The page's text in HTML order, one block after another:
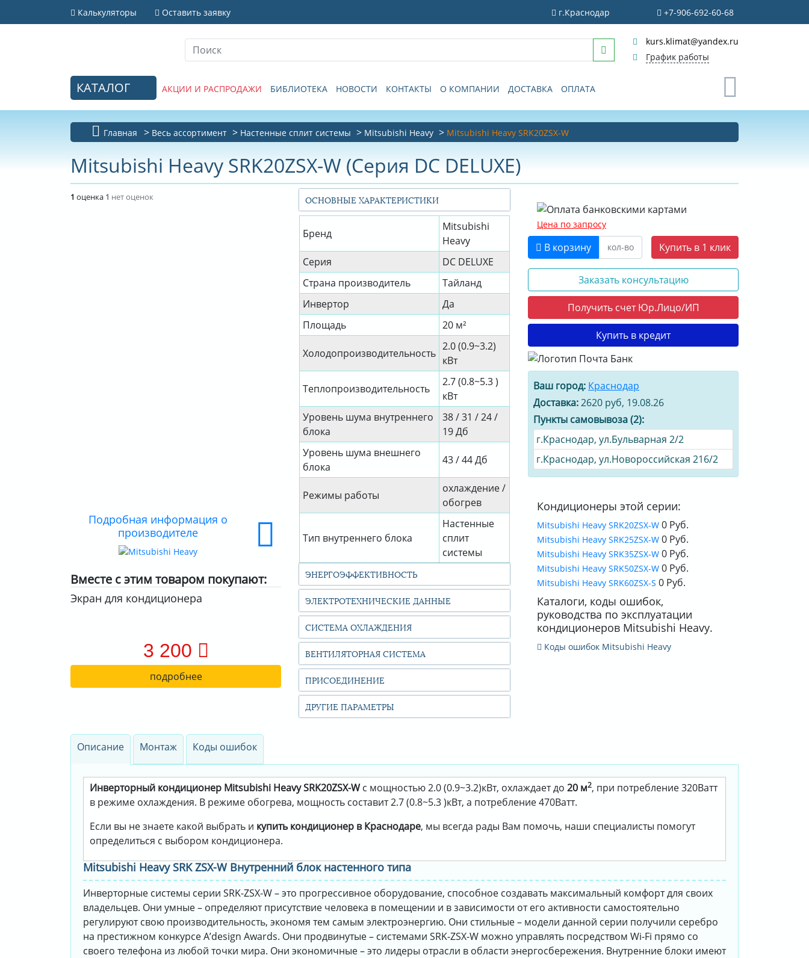
Калькуляторы Оставить заявку г.Краснодар +7-906-692-60-68
kurs.klimat@yandex.ru
График работы
КАТАЛОГ АКЦИИ И РАСПРОДАЖИ БИБЛИОТЕКА НОВОСТИ КОНТАКТЫ О КОМПАНИИ ДОСТАВКА ОПЛАТА
Главная Весь ассортимент Настенные сплит системы Mitsubishi Heavy Mitsubishi Heavy SRK20ZSX-W
Mitsubishi Heavy SRK20ZSX-W (Серия DC DELUXE)
1 оценка 1 нет оценок
Подробная информация о
производителе
Вместе с этим товаром покупают:
Экран для кондиционера
3 200
подробнее
ОСНОВНЫЕ ХАРАКТЕРИСТИКИ
Бренд
Mitsubishi
Heavy
Серия
DC DELUXE
Страна производитель
Тайланд
Инвертор
Да
Площадь
20 м²
Холодопроизводительность
2.0 (0.9~3.2)
кВт
Теплопроизводительность
2.7 (0.8~5.3 )
кВт
Уровень шума внутреннего
блока
38 / 31 / 24 /
19 Дб
Уровень шума внешнего
блока
43 / 44 Дб
Режимы работы
охлаждение /
обогрев
Тип внутреннего блока
Настенные
сплит
системы
ЭНЕРГОЭФФЕКТИВНОСТЬ
ЭЛЕКТРОТЕХНИЧЕСКИЕ ДАННЫЕ
СИСТЕМА ОХЛАЖДЕНИЯ
ВЕНТИЛЯТОРНАЯ СИСТЕМА
ПРИСОЕДИНЕНИЕ
ДРУГИЕ ПАРАМЕТРЫ
Цена по запросу
В корзину Купить в 1 клик
Заказать консультацию
Получить счет Юр.Лицо/ИП
Купить в кредит
Ваш город: Краснодар
Доставка:2620 руб, 19.08.26
Пункты самовывоза (2):
г.Краснодар, ул.Бульварная 2/2
г.Краснодар, ул.Новороссийская 216/2
Кондиционеры этой серии:
Mitsubishi Heavy SRK20ZSX-W 0 Руб.
Mitsubishi Heavy SRK25ZSX-W 0 Руб.
Mitsubishi Heavy SRK35ZSX-W 0 Руб.
Mitsubishi Heavy SRK50ZSX-W 0 Руб.
Mitsubishi Heavy SRK60ZSX-S 0 Руб.
Каталоги, коды ошибок,
руководства по эксплуатации
кондиционеров Mitsubishi Heavy.
Коды ошибок Mitsubishi Heavy
Описание Монтаж Коды ошибок
Инверторный кондиционер Mitsubishi Heavy SRK20ZSX-Wс мощностью 2.0 (0.9~3.2)кВт, охлаждает до 20 м2, при потребление 320Ватт
в режиме охлаждения. В режиме обогрева, мощность составит 2.7 (0.8~5.3 )кВт, а потребление 470Ватт.
Если вы не знаете какой выбрать и купить кондиционер в Краснодаре, мы всегда рады Вам помочь, наши специалисты помогут
определиться с выбором кондиционера.
Mitsubishi Heavy SRK ZSX-W Внутренний блок настенного типа
Инверторные системы серии SRK-ZSX-W – это прогрессивное оборудование, способное создавать максимальный комфорт для своих
владельцев. Они умные – определяют присутствие человека в помещении и в зависимости от его активности самостоятельно
регулируют свою производительность, экономя тем самым электроэнергию. Они стильные – модели данной серии получили серебро
на престижном конкурсе A’design Awards. Они продвинутые – системами SRK-ZSX-W можно управлять посредством Wi-Fi прямо со
своего телефона из любой точки мира. Они экономичные – это лидеры отрасли в области энергосбережения. Внутренние блоки имеют